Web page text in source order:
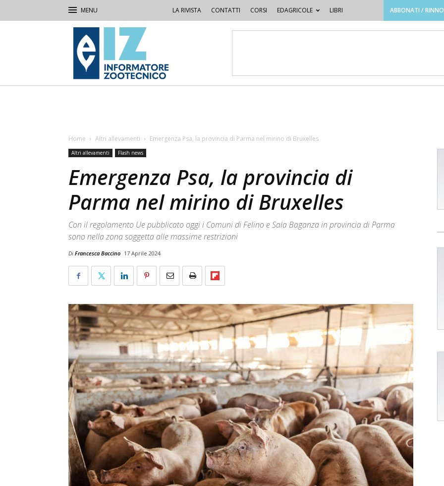
LA RIVISTA CONTATTI CORSI EDAGRICOLE LIBRI ABBONATI /
IZ
Informatore
Zootecnico
Home Altri allevamenti Emergenza Psa, la provincia di Parma nel mirino di Bruxelles
Altri allevamenti Flash news
Emergenza Psa, la provincia di
Parma nel mirino di Bruxelles
Con il regolamento Ue pubblicato oggi i Comuni di Felino e Sala Baganza in provincia di Parma
sono nella zona soggetta alle massime restrizioni
Di Francesca Baccino 17 Aprile 2024